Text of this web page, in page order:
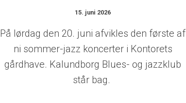
15. juni 2026
På lørdag den 20. juni afvikles den første af
ni sommer-jazz koncerter i Kontorets
gårdhave. Kalundborg Blues- og jazzklub
står bag.